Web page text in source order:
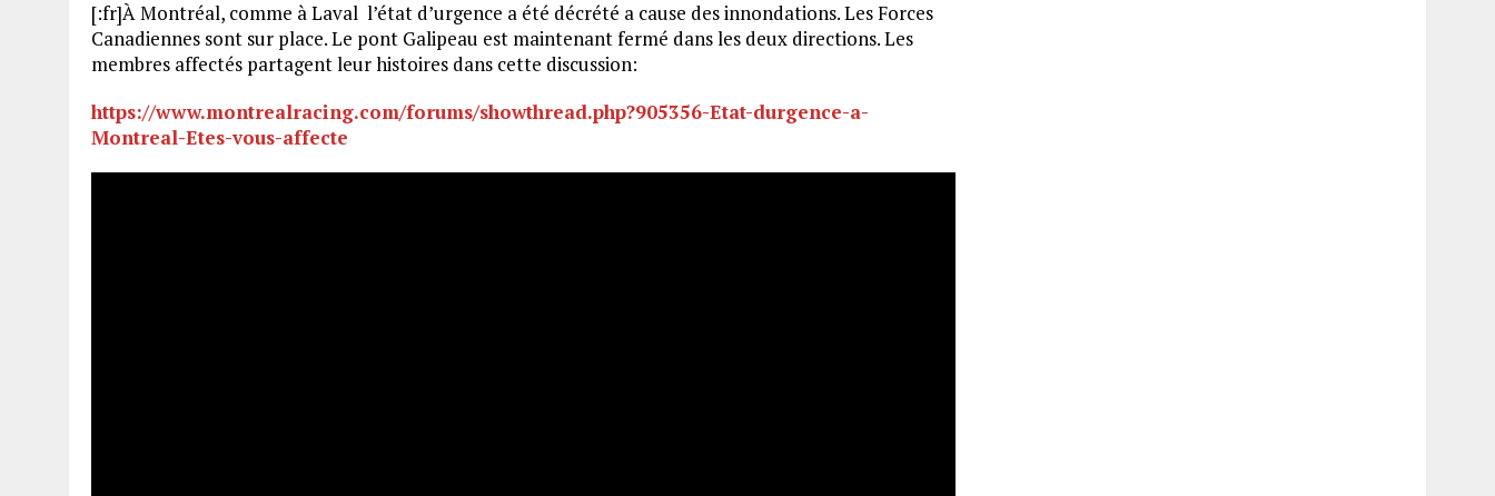
[:fr]À Montréal, comme à Laval l’état d’urgence a été décrété a cause des innondations. Les Forces
Canadiennes sont sur place. Le pont Galipeau est maintenant fermé dans les deux directions. Les
membres affectés partagent leur histoires dans cette discussion:
https://www.montrealracing.com/forums/showthread.php?905356-Etat-durgence-a-
Montreal-Etes-vous-affecte